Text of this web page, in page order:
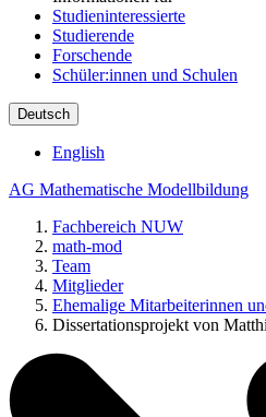
Studieninteressierte
Studierende
Forschende
Schüler:innen und Schulen
Deutsch
English
AG Mathematische Modellbildung
Fachbereich NUW
math-mod
Team
Mitglieder
Ehemalige Mitarbeiterinnen
Dissertationsprojekt von